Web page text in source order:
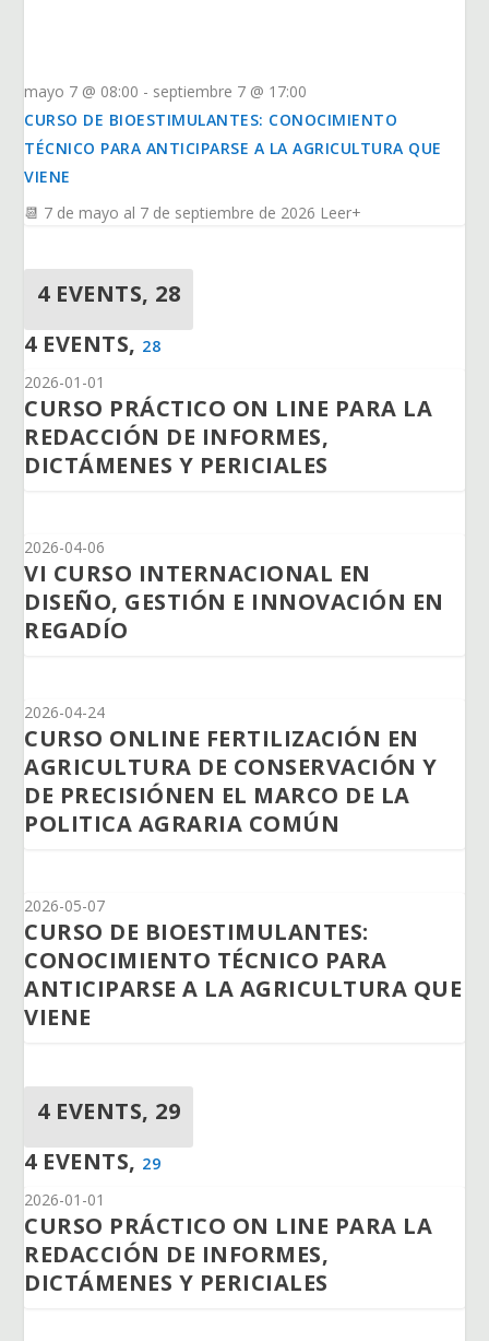
mayo 7 @ 08:00 - septiembre 7 @ 17:00
CURSO DE BIOESTIMULANTES: CONOCIMIENTO
TÉCNICO PARA ANTICIPARSE A LA AGRICULTURA QUE
VIENE
📆 7 de mayo al 7 de septiembre de 2026 Leer+
4 EVENTS, 28
4 EVENTS, 28
2026-01-01
CURSO PRÁCTICO ON LINE PARA LA
REDACCIÓN DE INFORMES,
DICTÁMENES Y PERICIALES
2026-04-06
VI CURSO INTERNACIONAL EN
DISEÑO, GESTIÓN E INNOVACIÓN EN
REGADÍO
2026-04-24
CURSO ONLINE FERTILIZACIÓN EN
AGRICULTURA DE CONSERVACIÓN Y
DE PRECISIÓNEN EL MARCO DE LA
POLITICA AGRARIA COMÚN
2026-05-07
CURSO DE BIOESTIMULANTES:
CONOCIMIENTO TÉCNICO PARA
ANTICIPARSE A LA AGRICULTURA QUE
VIENE
4 EVENTS, 29
4 EVENTS, 29
2026-01-01
CURSO PRÁCTICO ON LINE PARA LA
REDACCIÓN DE INFORMES,
DICTÁMENES Y PERICIALES